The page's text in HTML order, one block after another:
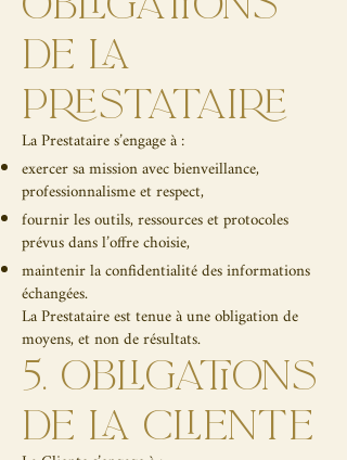
DE LA
PRESTATAIRE
La Prestataire s’engage à :
exercer sa mission avec bienveillance,
professionnalisme et respect,
fournir les outils, ressources et protocoles
prévus dans l’offre choisie,
maintenir la confidentialité des informations
échangées.
La Prestataire est tenue à une obligation de
moyens, et non de résultats.
5. OBLIGATIONS
DE LA CLIENTE